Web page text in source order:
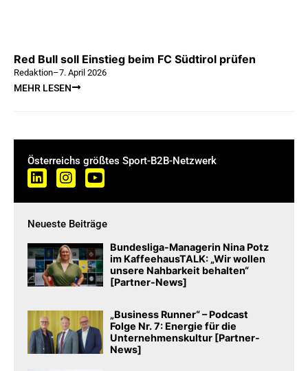
Red Bull soll Einstieg beim FC Südtirol prüfen
Redaktion–7. April 2026
MEHR LESEN
Österreichs größtes Sport-B2B-Netzwerk
Neueste Beiträge
Bundesliga-Managerin Nina Potz
im KaffeehausTALK: „Wir wollen
unsere Nahbarkeit behalten“
[Partner-News]
„Business Runner“ – Podcast
Folge Nr. 7: Energie für die
Unternehmenskultur [Partner-
News]